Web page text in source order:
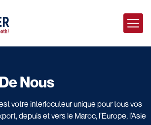
Nous
votre interlocuteur unique pour tous vos
depuis et vers le Maroc, l’Europe, l’Asie